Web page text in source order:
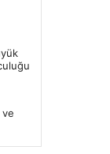
ve